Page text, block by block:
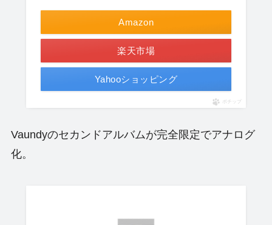
Amazon
楽天市場
Yahooショッピング
ポチップ
Vaundyのセカンドアルバムが完全限定でアナログ
化。